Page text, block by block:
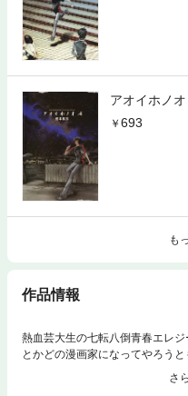
アオイホノオ
693
も
作品情報
熱血芸大生の七転八倒青春エレ
とかどの漫画家になってやろう
燃。金はないけど夢はある。恋
打ちのめされ飲めない酒を買う